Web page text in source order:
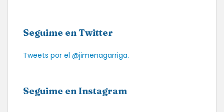
Seguime en Twitter
Tweets por el @jimenagarriga.
Seguime en Instagram